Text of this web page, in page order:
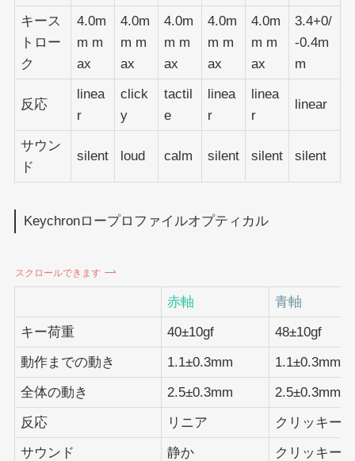
キース
トロー
ク
4.0m
m m
ax
4.0m
m m
ax
4.0m
m m
ax
4.0m
m m
ax
4.0m
m m
ax
3.4+0/
-0.4m
m
反応
linea
r
click
y
tactil
e
linea
r
linea
r
linear
サウン
ド
silent loud calm silent silent silent
Keychronロープロファイルオプティカル
スクロールできます
赤軸
青軸
キー荷重
40±10gf
48±10gf
動作までの動き
1.1±0.3mm
1.1±0.3mm
全体の動き
2.5±0.3mm
2.5±0.3mm
反応
リニア
クリッキー
サウンド
静か クリッキー